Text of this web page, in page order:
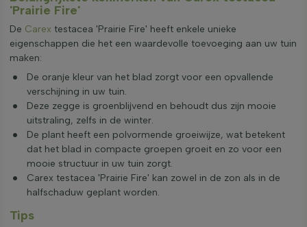
'Prairie Fire'
De Carex testacea 'Prairie Fire' heeft enkele unieke
eigenschappen die het een waardevolle toevoeging aan uw tuin
maken:
De oranje kleur van het blad zorgt voor een opvallende
verschijning in uw tuin.
Deze zegge is groenblijvend en behoudt dus zijn mooie
uitstraling, zelfs in de winter.
De plant heeft een polvormende groeiwijze, wat betekent
dat het blad in compacte groepen groeit en zo voor een
mooie structuur in uw tuin zorgt.
Carex testacea 'Prairie Fire' kan zowel in de zon als in de
halfschaduw geplant worden.
Tips